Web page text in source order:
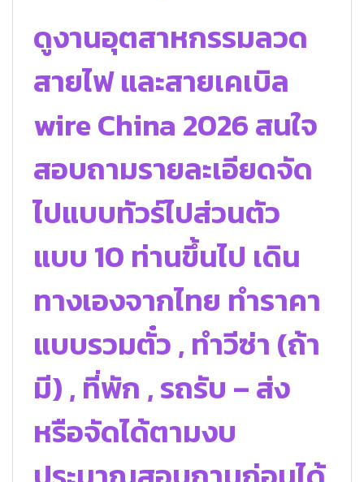
ดูงานอุตสาหกรรมลวด
สายไฟ และสายเคเบิล
wire China 2026 สนใจ
สอบถามรายละเอียดจัด
ไปแบบทัวร์ไปส่วนตัว
แบบ 10 ท่านขึ้นไป เดิน
ทางเองจากไทย ทำราคา
แบบรวมตั๋ว , ทำวีซ่า (ถ้า
มี) , ที่พัก , รถรับ – ส่ง
หรือจัดได้ตามงบ